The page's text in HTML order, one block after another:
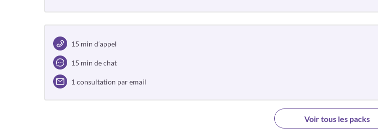
15 min d’appel
15 min de chat
1 consultation par email
Voir tous les packs